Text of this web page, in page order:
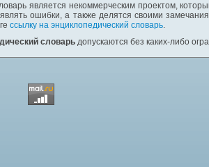
является некоммерческим проектом,
ошибки, а также делятся своими
ссылку на энциклопедический словарь.
словарь допускаются без каких-либо